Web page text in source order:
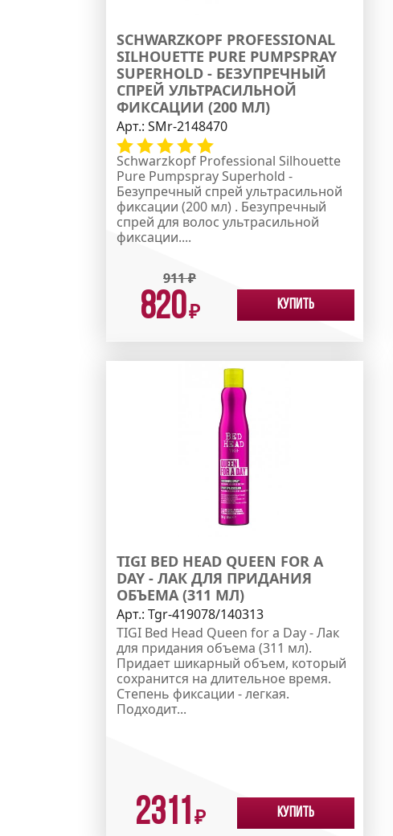
SCHWARZKOPF PROFESSIONAL
SILHOUETTE PURE PUMPSPRAY
SUPERHOLD - БЕЗУПРЕЧНЫЙ
СПРЕЙ УЛЬТРАСИЛЬНОЙ
ФИКСАЦИИ (200 МЛ)
Арт.:SMr-2148470
Schwarzkopf Professional Silhouette
Pure Pumpspray Superhold -
Безупречный спрей ультрасильной
фиксации (200 мл) . Безупречный
спрей для волос ультрасильной
фиксации....
911₽
820₽ Купить
TIGI BED HEAD QUEEN FOR A
DAY - ЛАК ДЛЯ ПРИДАНИЯ
ОБЪЕМА (311 МЛ)
Арт.:Tgr-419078/140313
TIGI Bed Head Queen for a Day - Лак
для придания объема (311 мл).
Придает шикарный объем, который
сохранится на длительное время.
Степень фиксации - легкая.
Подходит...
2311 ₽ Купить